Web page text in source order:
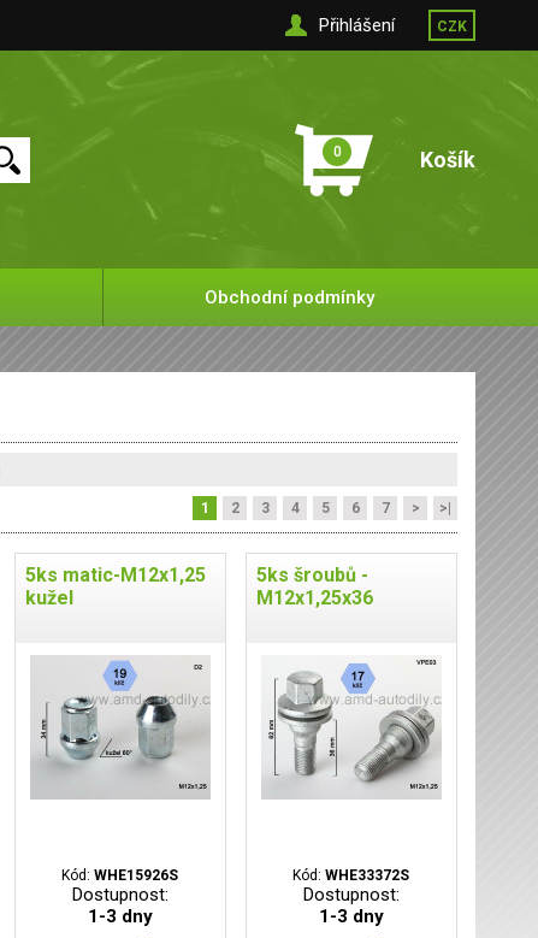
Přihlášení CZK
0 Košík
Obchodní podmínky
1 2 3 4 5 6 7 > >|
5ks matic-M12x1,25
kužel
Kód:WHE15926S
Dostupnost:
1-3 dny
5ks šroubů -
M12x1,25x36
Kód:WHE33372S
Dostupnost:
1-3 dny